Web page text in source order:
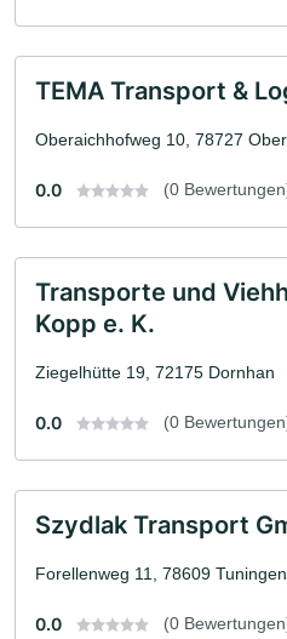
TEMA Transport &
Oberaichhofweg 10, 78727
0.0 (0
Transporte und
Kopp e. K.
Ziegelhütte 19, 72175 Dornhan
0.0 (0
Szydlak Transport
Forellenweg 11, 78609 Tuningen
0.0 (0